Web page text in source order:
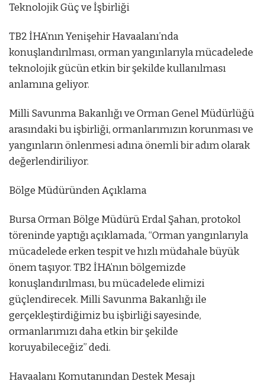
e
c
o
r
t
a
a
a
s
a
j
y
a
p
a
n
s
Teknolojik Güç ve İşbirliği
TB2 İHA’nın Yenişehir Havaalanı’nda
konuşlandırılması, orman yangınlarıyla mücadelede
teknolojik gücün etkin bir şekilde kullanılması
anlamına geliyor.
Milli Savunma Bakanlığı ve Orman Genel Müdürlüğü
arasındaki bu işbirliği, ormanlarımızın korunması ve
yangınların önlenmesi adına önemli bir adım olarak
değerlendiriliyor.
Bölge Müdüründen Açıklama
Bursa Orman Bölge Müdürü Erdal Şahan, protokol
töreninde yaptığı açıklamada, “Orman yangınlarıyla
mücadelede erken tespit ve hızlı müdahale büyük
önem taşıyor. TB2 İHA’nın bölgemizde
konuşlandırılması, bu mücadelede elimizi
güçlendirecek. Milli Savunma Bakanlığı ile
gerçekleştirdiğimiz bu işbirliği sayesinde,
ormanlarımızı daha etkin bir şekilde
koruyabileceğiz” dedi.
Havaalanı Komutanından Destek Mesajı